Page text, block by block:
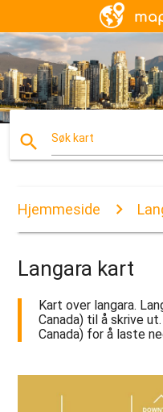
search Søk kart
Hjemmeside
Langara kart
Kart over langara.
Canada) til å skrive
Canada) for å laste